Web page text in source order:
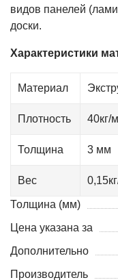
видов панелей
доски.
Характеристики
Материал
Плотность 40кг/м
Толщина 3 мм
Вес
Толщина (мм)
Цена указана за
Дополнительно
Производитель